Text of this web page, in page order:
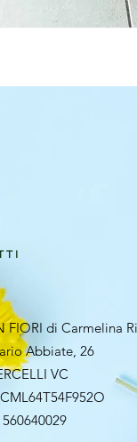
FIORI di Carmelina
Abbiate, 26
VC